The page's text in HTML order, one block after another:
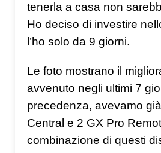
tenerla a casa non
Ho deciso di investire
l’ho solo da 9 giorni.
Le foto mostrano il
avvenuto negli ultimi 7
precedenza, avevamo
Central e 2 GX Pro
combinazione di questi